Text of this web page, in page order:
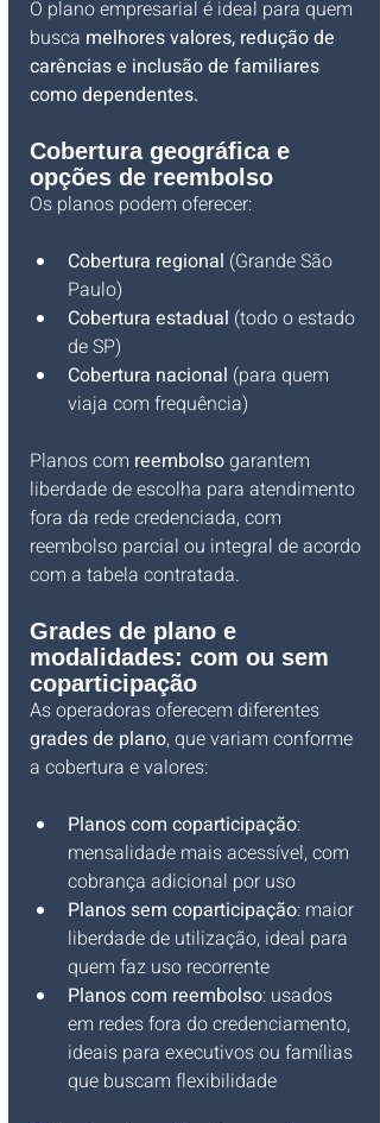
O plano empresarial é ideal para quem
busca melhores valores, redução de
carências e inclusão de familiares
como dependentes.
Cobertura geográfica e
opções de reembolso
Os planos podem oferecer:
Cobertura regional (Grande São
Paulo)
Cobertura estadual (todo o estado
de SP)
Cobertura nacional (para quem
viaja com frequência)
Planos com reembolso garantem
liberdade de escolha para atendimento
fora da rede credenciada, com
reembolso parcial ou integral de acordo
com a tabela contratada.
Grades de plano e
modalidades: com ou sem
coparticipação
As operadoras oferecem diferentes
grades de plano, que variam conforme
a cobertura e valores:
Planos com coparticipação:
mensalidade mais acessível, com
cobrança adicional por uso
Planos sem coparticipação: maior
liberdade de utilização, ideal para
quem faz uso recorrente
Planos com reembolso: usados
em redes fora do credenciamento,
ideais para executivos ou famílias
que buscam flexibilidade